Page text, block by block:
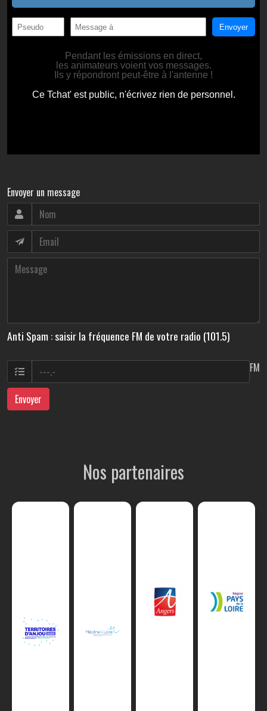
Envoyer un message
Anti Spam : saisir la fréquence FM de votre radio (101.5)
FM
Envoyer
Nos partenaires